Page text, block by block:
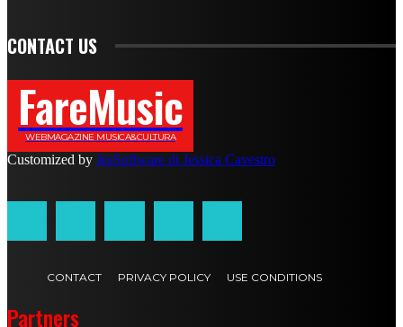
CONTACT US
FareMusic
WEBMAGAZINE MUSICA&CULTURA
Customized by JesSoftware di Jessica Cavestro
CONTACT PRIVACY POLICY USE CONDITIONS
Partners